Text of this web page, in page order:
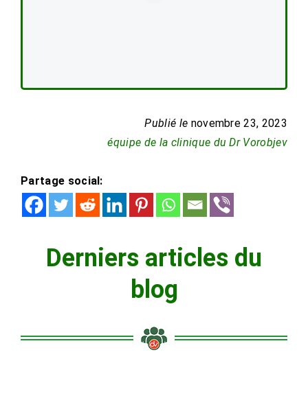
Publié le novembre 23, 2023
équipe de la clinique du Dr Vorobjev
Partage social:
Derniers articles du
blog